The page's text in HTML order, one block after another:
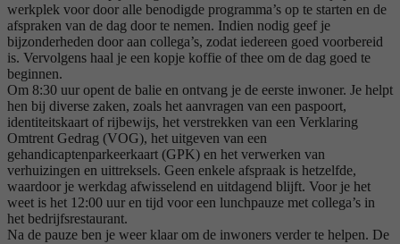
werkplek voor door alle benodigde programma’s op te starten en de
afspraken van de dag door te nemen. Indien nodig geef je
bijzonderheden door aan collega’s, zodat iedereen goed voorbereid
is. Vervolgens haal je een kopje koffie of thee om de dag goed te
beginnen.
Om 8:30 uur opent de balie en ontvang je de eerste inwoner. Je helpt
hen bij diverse zaken, zoals het aanvragen van een paspoort,
identiteitskaart of rijbewijs, het verstrekken van een Verklaring
Omtrent Gedrag (VOG), het uitgeven van een
gehandicaptenparkeerkaart (GPK) en het verwerken van
verhuizingen en uittreksels. Geen enkele afspraak is hetzelfde,
waardoor je werkdag afwisselend en uitdagend blijft. Voor je het
weet is het 12:00 uur en tijd voor een lunchpauze met collega’s in
het bedrijfsrestaurant.
Na de pauze ben je weer klaar om de inwoners verder te helpen. De